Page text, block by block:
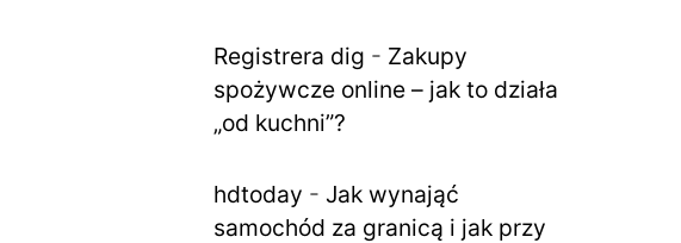
Registrera dig - Zakupy
spożywcze online – jak to działa
„od kuchni”?
hdtoday - Jak wynająć
samochód za granicą i jak przy